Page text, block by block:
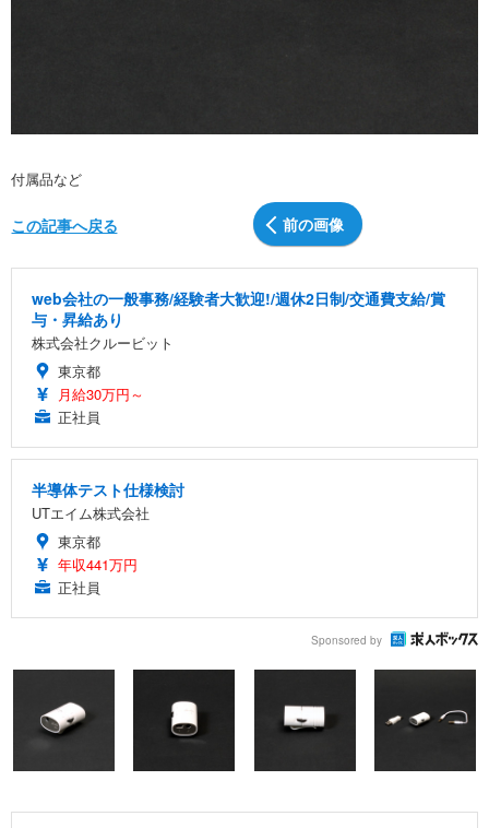
付属品など
前の画像
この記事へ戻る
web会社の一般事務/経験者大歓迎!/週休2日制/交通費支給/賞
与・昇給あり
株式会社クルービット
東京都
月給30万円～
正社員
半導体テスト仕様検討
UTエイム株式会社
東京都
年収441万円
正社員
Sponsored by